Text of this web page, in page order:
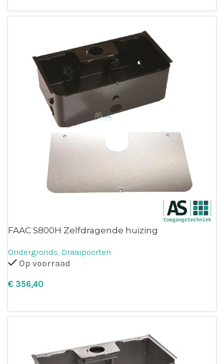
FAAC S800H Zelfdragende huizing
Ondergronds, Draaipoorten
Op voorraad
€